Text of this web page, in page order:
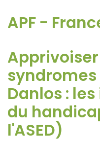
APF -
syndromes
Danlos :
du
l'ASED)